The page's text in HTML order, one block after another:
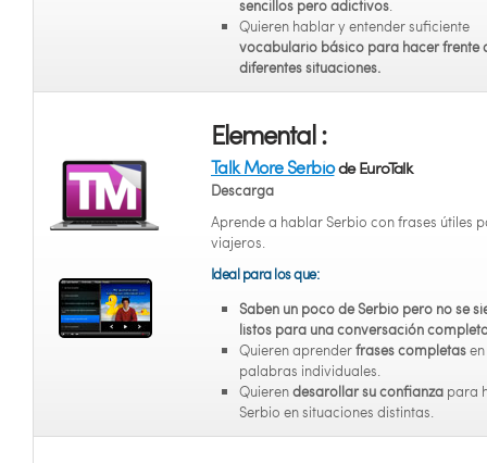
sencillos pero adictivos.
Quieren hablar y entender suficiente
vocabulario básico para hacer frente
diferentes situaciones.
Elemental :
Talk More Serbiode EuroTalk
Descarga
Aprende a hablar Serbio con frases útiles
viajeros.
Ideal para los que:
Saben un poco de Serbio pero no se
listos para una conversación
Quieren aprenderfrases completas
palabras individuales.
Quierendesarollar su confianza para
Serbio en situaciones distintas.